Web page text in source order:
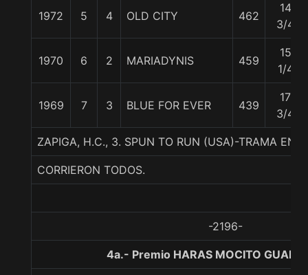
1972 5 4 OLD CITY 462
14
3/4
1970 6 2 MARIADYNIS 459
15
1/4
1969 7 3 BLUE FOR EVER 439
17
3/4
ZAPIGA, H.C., 3. SPUN TO RUN (USA)-TRAMA EN
CORRIERON TODOS.
-2196-
4a.- Premio HARAS MOCITO